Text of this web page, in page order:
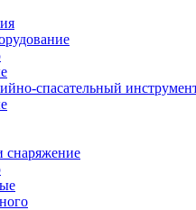
спасательный
снаряжение